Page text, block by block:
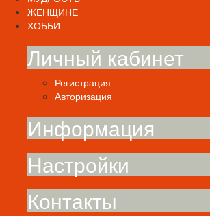
ЖЕНЩИНЕ
ХОББИ
Личный кабинет
Регистрация
Авторизация
Информация
Настройки
Контакты